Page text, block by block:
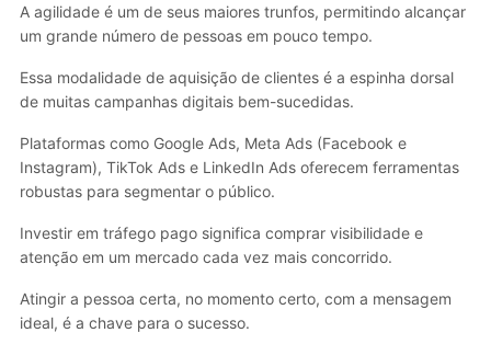
A agilidade é um de seus maiores trunfos, permitindo alcançar
um grande número de pessoas em pouco tempo.
Essa modalidade de aquisição de clientes é a espinha dorsal
de muitas campanhas digitais bem-sucedidas.
Plataformas como Google Ads, Meta Ads (Facebook e
Instagram), TikTok Ads e LinkedIn Ads oferecem ferramentas
robustas para segmentar o público.
Investir em tráfego pago significa comprar visibilidade e
atenção em um mercado cada vez mais concorrido.
Atingir a pessoa certa, no momento certo, com a mensagem
ideal, é a chave para o sucesso.